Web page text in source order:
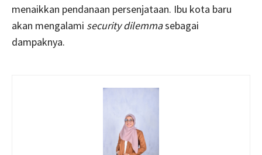
menaikkan pendanaan persenjataan. Ibu kota baru
akan mengalami security dilemmasebagai
dampaknya.